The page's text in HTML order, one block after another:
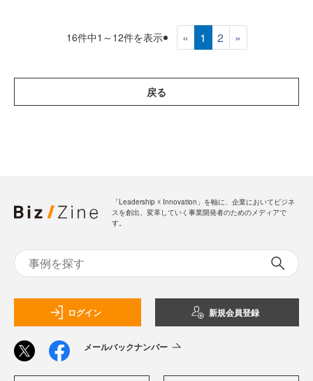
16件中1～12件を表示 « 1 2 »
戻る
「Leadership ☓ Innovation」を軸に、企業においてビジネ
スを創出、変革していく事業開発者のためのメディアで
す。
ログイン 新規会員登録
メールバックナンバー